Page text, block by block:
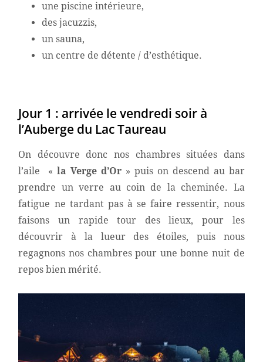
une piscine intérieure,
des jacuzzis,
un sauna,
un centre de détente / d’esthétique.
Jour 1 : arrivée le vendredi soir à
l’Auberge du Lac Taureau
On découvre donc nos chambres situées dans
l’aile «la Verge d’Or » puis on descend au bar
prendre un verre au coin de la cheminée. La
fatigue ne tardant pas à se faire ressentir, nous
faisons un rapide tour des lieux, pour les
découvrir à la lueur des étoiles, puis nous
regagnons nos chambres pour une bonne nuit de
repos bien mérité.